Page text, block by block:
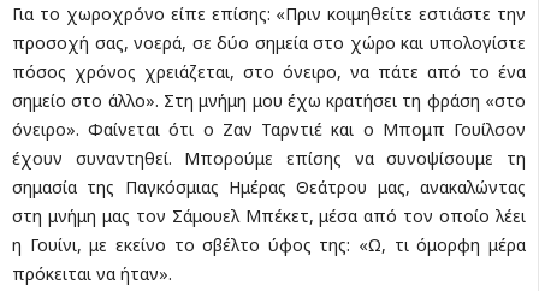
Για το χωροχρόνο είπε επίσης: «Πριν κοιμηθείτε εστιάστε την
προσοχή σας, νοερά, σε δύο σημεία στο χώρο και υπολογίστε
πόσος χρόνος χρειάζεται, στο όνειρο, να πάτε από το ένα
σημείο στο άλλο». Στη μνήμη μου έχω κρατήσει τη φράση «στο
όνειρο». Φαίνεται ότι ο Ζαν Ταρντιέ και ο Μπομπ Γουίλσον
έχουν συναντηθεί. Μπορούμε επίσης να συνοψίσουμε τη
σημασία της Παγκόσμιας Ημέρας Θεάτρου μας, ανακαλώντας
στη μνήμη μας τον Σάμουελ Μπέκετ, μέσα από τον οποίο λέει
η Γουίνι, με εκείνο το σβέλτο ύφος της: «Ω, τι όμορφη μέρα
πρόκειται να ήταν».